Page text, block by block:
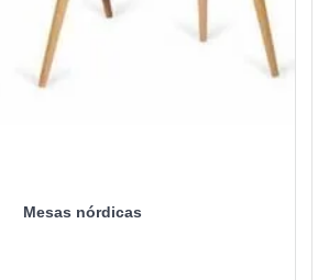
Mesas nórdicas